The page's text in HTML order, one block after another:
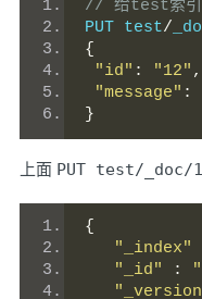
// 给test索引
PUT test/
{
"id" : "12" ,
"message" :
}
上面 PUT test/_doc/1
{
"_index"
"_id"
: